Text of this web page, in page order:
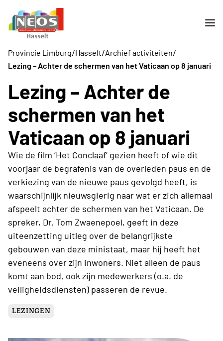
Provincie Limburg/Hasselt/Archief activiteiten/
Lezing – Achter de schermen van het Vaticaan op 8 januari
Lezing – Achter de
schermen van het
Vaticaan op 8 januari
Wie de film ‘Het Conclaaf’ gezien heeft of wie dit
voorjaar de begrafenis van de overleden paus en de
verkiezing van de nieuwe paus gevolgd heeft, is
waarschijnlijk nieuwsgierig naar wat er zich allemaal
afspeelt achter de schermen van het Vaticaan. De
spreker, Dr. Tom Zwaenepoel, geeft in deze
uiteenzetting uitleg over de belangrijkste
gebouwen van deze ministaat, maar hij heeft het
eveneens over zijn inwoners. Niet alleen de paus
komt aan bod, ook zijn medewerkers (o.a. de
veiligheidsdiensten) passeren de revue.
LEZINGEN